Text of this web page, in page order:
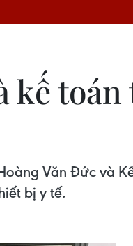
kế
Văn Đức và
bị y tế.